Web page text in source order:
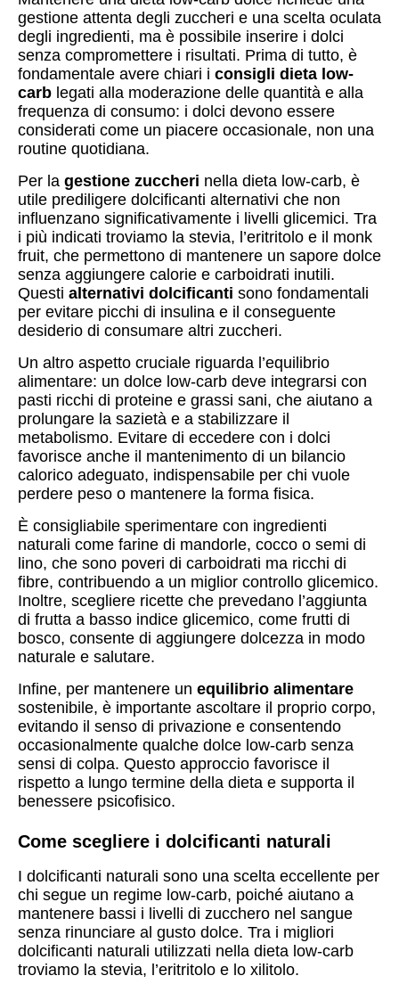
gestione attenta degli zuccheri e una scelta oculata
degli ingredienti, ma è possibile inserire i dolci
senza compromettere i risultati. Prima di tutto, è
fondamentale avere chiari i consigli dieta low-
carb legati alla moderazione delle quantità e alla
frequenza di consumo: i dolci devono essere
considerati come un piacere occasionale, non una
routine quotidiana.
Per la gestione zuccheri nella dieta low-carb, è
utile prediligere dolcificanti alternativi che non
influenzano significativamente i livelli glicemici. Tra
i più indicati troviamo la stevia, l’eritritolo e il monk
fruit, che permettono di mantenere un sapore dolce
senza aggiungere calorie e carboidrati inutili.
Questi alternativi dolcificanti sono fondamentali
per evitare picchi di insulina e il conseguente
desiderio di consumare altri zuccheri.
Un altro aspetto cruciale riguarda l’equilibrio
alimentare: un dolce low-carb deve integrarsi con
pasti ricchi di proteine e grassi sani, che aiutano a
prolungare la sazietà e a stabilizzare il
metabolismo. Evitare di eccedere con i dolci
favorisce anche il mantenimento di un bilancio
calorico adeguato, indispensabile per chi vuole
perdere peso o mantenere la forma fisica.
È consigliabile sperimentare con ingredienti
naturali come farine di mandorle, cocco o semi di
lino, che sono poveri di carboidrati ma ricchi di
fibre, contribuendo a un miglior controllo glicemico.
Inoltre, scegliere ricette che prevedano l’aggiunta
di frutta a basso indice glicemico, come frutti di
bosco, consente di aggiungere dolcezza in modo
naturale e salutare.
Infine, per mantenere un equilibrio alimentare
sostenibile, è importante ascoltare il proprio corpo,
evitando il senso di privazione e consentendo
occasionalmente qualche dolce low-carb senza
sensi di colpa. Questo approccio favorisce il
rispetto a lungo termine della dieta e supporta il
benessere psicofisico.
Come scegliere i dolcificanti naturali
I dolcificanti naturali sono una scelta eccellente per
chi segue un regime low-carb, poiché aiutano a
mantenere bassi i livelli di zucchero nel sangue
senza rinunciare al gusto dolce. Tra i migliori
dolcificanti naturali utilizzati nella dieta low-carb
troviamo la stevia, l’eritritolo e lo xilitolo.